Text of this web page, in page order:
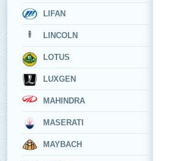
LIFAN
LINCOLN
LOTUS
LUXGEN
MAHINDRA
MASERATI
MAYBACH